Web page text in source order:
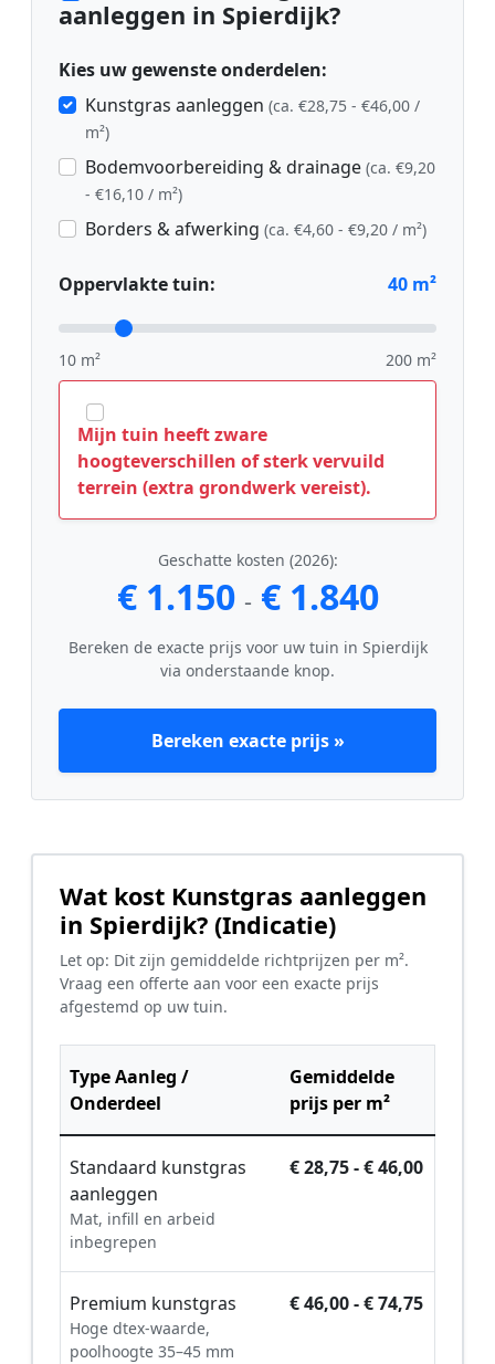
aanleggen in Spierdijk?
Kies uw gewenste onderdelen:
Kunstgras aanleggen (ca. €28,75 - €46,00 /
m²)
Bodemvoorbereiding & drainage (ca. €9,20
- €16,10 / m²)
Borders & afwerking (ca. €4,60 - €9,20 / m²)
Oppervlakte tuin: 40 m²
10 m² 200 m²
Mijn tuin heeft zware
hoogteverschillen of sterk vervuild
terrein (extra grondwerk vereist).
Geschatte kosten (2026):
€ 1.150 - € 1.840
Bereken de exacte prijs voor uw tuin in Spierdijk
via onderstaande knop.
Bereken exacte prijs »
Wat kost Kunstgras aanleggen
in Spierdijk? (Indicatie)
Let op: Dit zijn gemiddelde richtprijzen per m².
Vraag een offerte aan voor een exacte prijs
afgestemd op uw tuin.
Type Aanleg /
Onderdeel
Gemiddelde
prijs per m²
Standaard kunstgras
aanleggen
Mat, infill en arbeid
inbegrepen
€ 28,75 - € 46,00
Premium kunstgras
Hoge dtex-waarde,
poolhoogte 35–45 mm
€ 46,00 - € 74,75